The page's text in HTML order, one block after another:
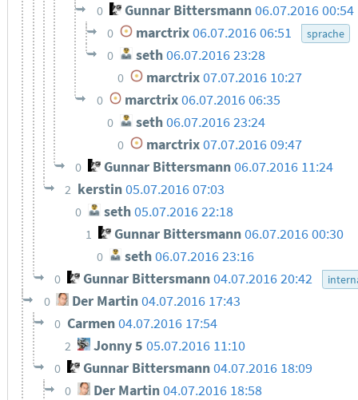
0 Gunnar Bittersmann06.07.2016 00:54
0 marctrix 06.07.2016 06:51 sprache
0 seth 06.07.2016 23:28
0 marctrix07.07.2016 10:27
0 marctrix06.07.2016 06:35
0 seth 06.07.2016 23:24
0 marctrix07.07.2016 09:47
0 Gunnar Bittersmann06.07.2016 11:24
2 kerstin05.07.2016 07:03
0 seth05.07.2016 22:18
1 Gunnar Bittersmann06.07.2016 00:30
0 seth06.07.2016 23:16
0 Gunnar Bittersmann 04.07.2016 20:42
0 Der Martin04.07.2016 17:43
0 Carmen04.07.2016 17:54
2 Jonny 5 05.07.2016 11:10
0 Gunnar Bittersmann 04.07.2016 18:09
0 Der Martin04.07.2016 18:58